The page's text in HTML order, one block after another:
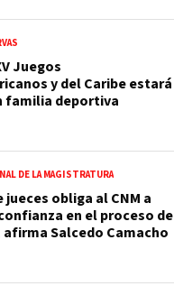
Juegos
y del Caribe estará
familia deportiva
DE LA MAGISTRATURA
jueces obliga al CNM a
en el proceso de
Salcedo Camacho